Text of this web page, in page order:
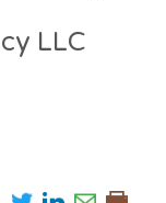
LLC